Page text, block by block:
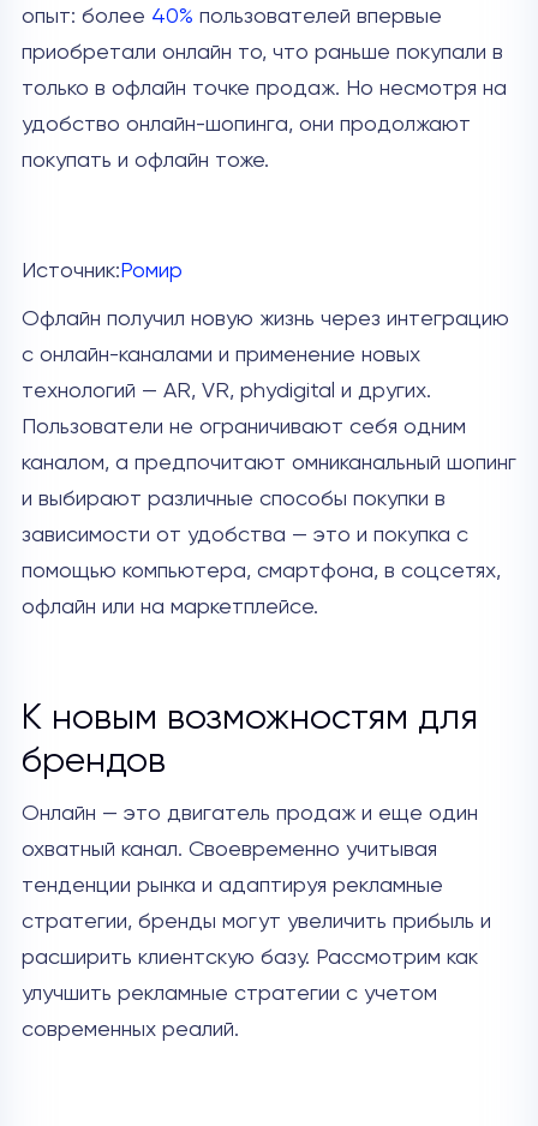
опыт: более 40% пользователей впервые
приобретали онлайн то, что раньше покупали в
только в офлайн точке продаж. Но несмотря на
удобство онлайн-шопинга, они продолжают
покупать и офлайн тоже.
Источник: Ромир
Офлайн получил новую жизнь через интеграцию
с онлайн-каналами и применение новых
технологий — AR, VR, phydigital и других.
Пользователи не ограничивают себя одним
каналом, а предпочитают омниканальный шопинг
и выбирают различные способы покупки в
зависимости от удобства — это и покупка с
помощью компьютера, смартфона, в соцсетях,
офлайн или на маркетплейсе.
К новым возможностям для
брендов
Онлайн — это двигатель продаж и еще один
охватный канал. Своевременно учитывая
тенденции рынка и адаптируя рекламные
стратегии, бренды могут увеличить прибыль и
расширить клиентскую базу. Рассмотрим как
улучшить рекламные стратегии с учетом
современных реалий.